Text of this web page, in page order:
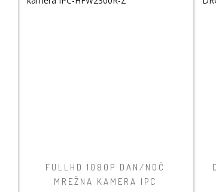
FULLHD 1080P DAN/NOĆ
MREŽNA KAMERA IPC